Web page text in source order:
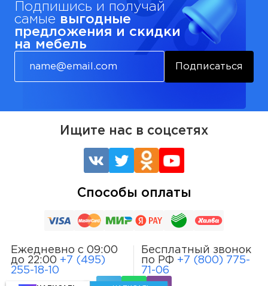
Подпишись и получай
самые выгодные
предложения и скидки
на мебель
Подписаться
Ежедневно с 09:00
до 22:00 +7 (495)
255-18-10
Бесплатный звонок
по РФ +7 (800) 775-
71-06
Ищите нас в соцсетях
Способы оплаты